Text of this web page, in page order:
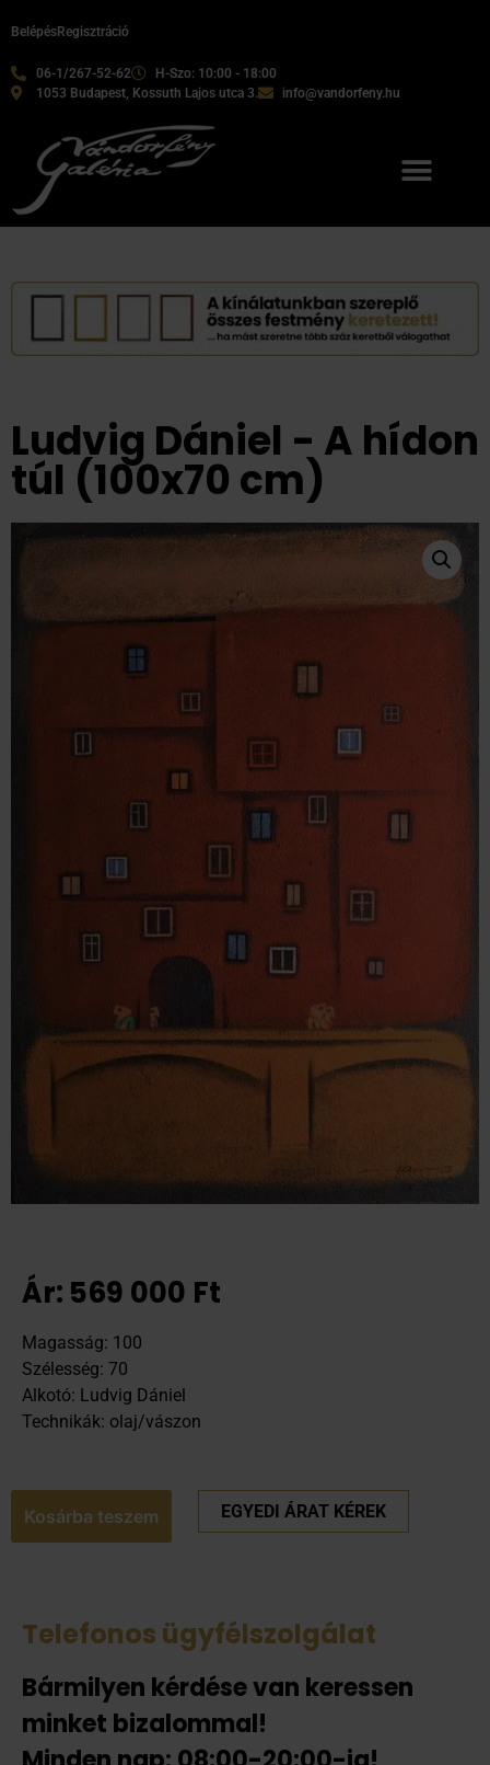
06-1/267-52-62
H-Szo: 10:00 - 18:00
1053 Budapest, Kossuth Lajos utca 3.
info@vandorfeny.hu
BelépésRegisztráció
Ludvig Dániel - A hídon
túl (100x70 cm)
Ár: 569 000 Ft
Magasság: 100
Szélesség: 70
Alkotó: Ludvig Dániel
Technikák: olaj/vászon
Kosárba teszem EGYEDI ÁRAT KÉREK
Telefonos ügyfélszolgálat
Bármilyen kérdése van keressen
minket bizalommal!